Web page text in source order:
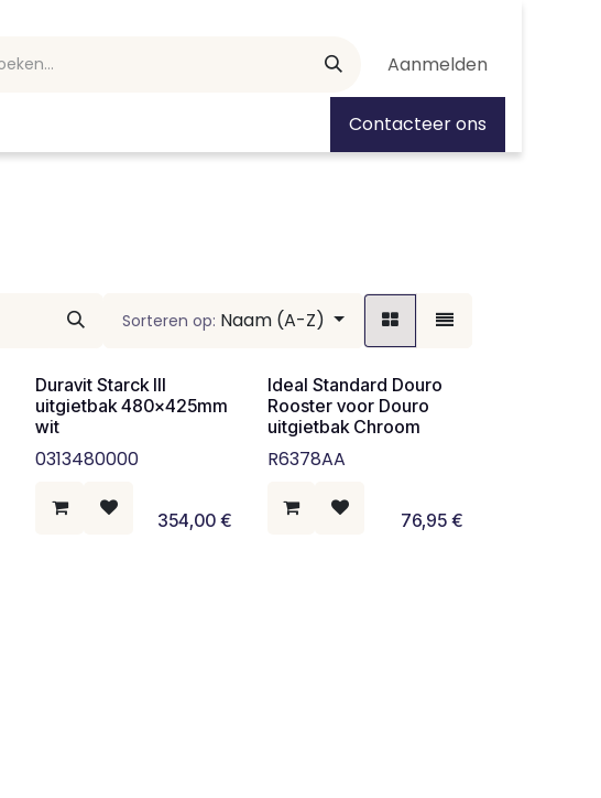
Aanmelden
Contacteer ons
Sorteren op: Naam (A-Z)
Duravit Starck III
uitgietbak 480x425mm
wit
0313480000
354,00€
Ideal Standard Douro
Rooster voor Douro
uitgietbak Chroom
R6378AA
76,95€